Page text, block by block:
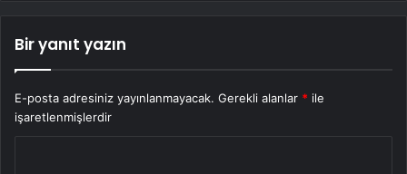
Bir yanıt yazın
E-posta adresiniz yayınlanmayacak. Gerekli alanlar * ile
işaretlenmişlerdir